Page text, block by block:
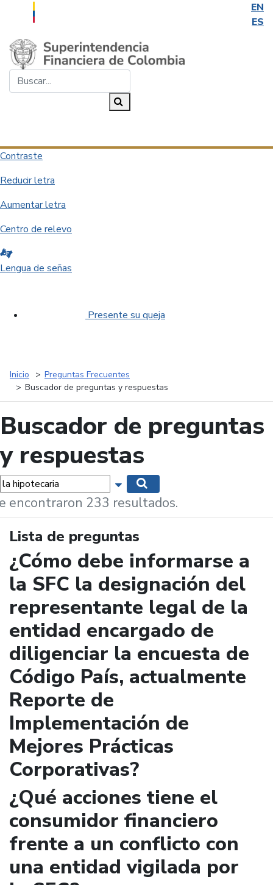
EN
ES
Saltar al contenido principal
Contraste
Reducir letra
Aumentar letra
Centro de relevo
Lengua de señas
Presente su queja
Inicio
Preguntas Frecuentes
Buscador de preguntas y respuestas
Buscador de preguntas
y respuestas
Mostrar opciones de búsqueda
encontraron 233 resultados.
Lista de preguntas
¿Cómo debe informarse a
la SFC la designación del
representante legal de la
entidad encargado de
diligenciar la encuesta de
Código País, actualmente
Reporte de
Implementación de
Mejores Prácticas
Corporativas?
¿Qué acciones tiene el
consumidor financiero
frente a un conflicto con
una entidad vigilada por